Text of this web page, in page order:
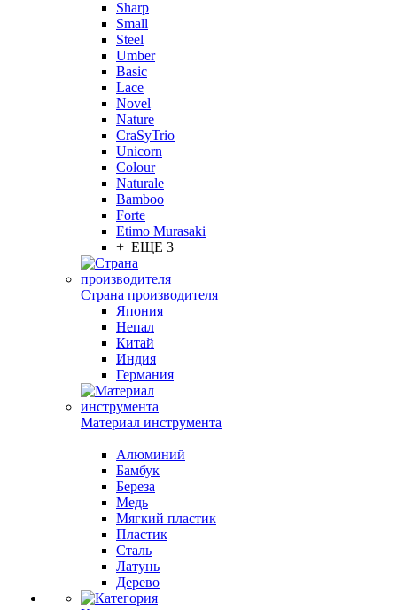
Sharp
Small
Steel
Umber
Basic
Lace
Novel
Nature
CraSyTrio
Unicorn
Colour
Naturale
Bamboo
Forte
Etimo Murasaki
+ ЕЩЕ 3
Страна производителя
Япония
Непал
Китай
Индия
Германия
Материал инструмента
Алюминий
Бамбук
Береза
Медь
Мягкий пластик
Пластик
Сталь
Латунь
Дерево